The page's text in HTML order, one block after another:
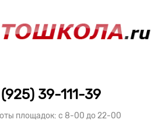
39-111-39
площадок: c 8-00 до 22-00